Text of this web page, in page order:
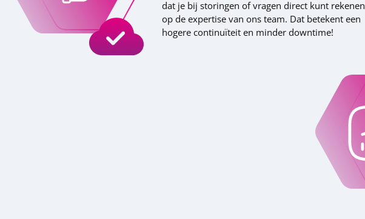
dat je bij storingen of vragen direct kunt rekenen
op de expertise van ons team. Dat betekent een
hogere continuïteit en minder downtime!